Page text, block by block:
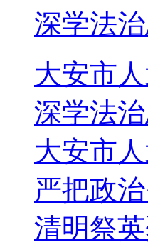
深学法
大安市
深学法
大安市
严把政
清明祭